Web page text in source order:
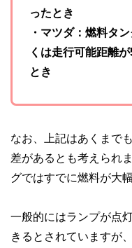
ったとき
・マツダ：燃料タ
くは走行可能距離
とき
なお、上記はあくまで
差があるとも考えられ
グではすでに燃料が大
一般的にはランプが点
きるとされていますが